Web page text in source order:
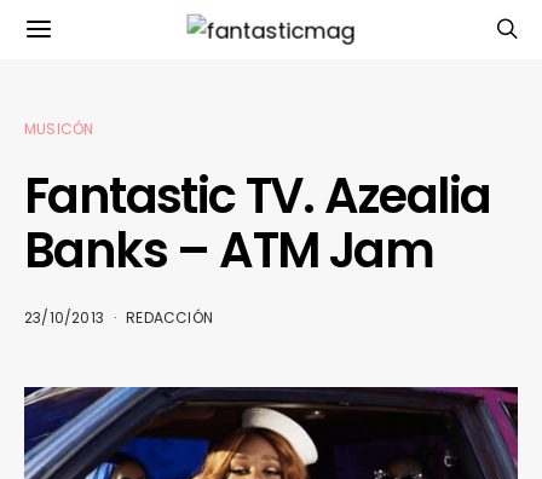
MUSICÓN
Fantastic TV. Azealia
Banks – ATM Jam
23/10/2013 REDACCIÓN